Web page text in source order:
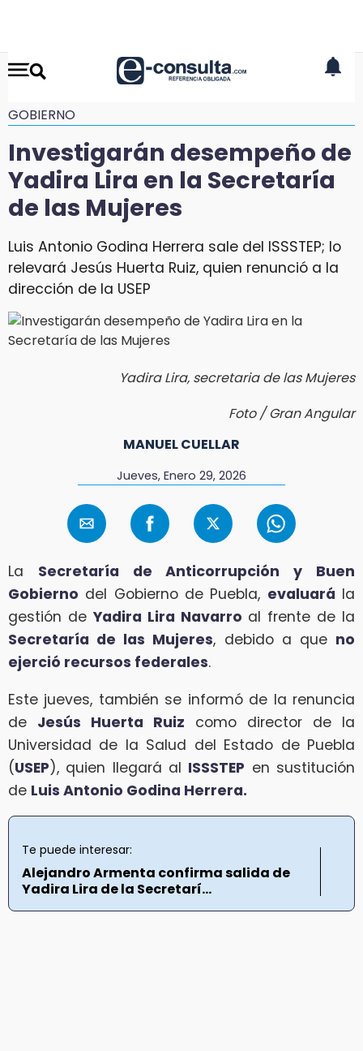
GOBIERNO
Investigarán desempeño de
Yadira Lira en la Secretaría
de las Mujeres
Luis Antonio Godina Herrera sale del ISSSTEP; lo
relevará Jesús Huerta Ruiz, quien renunció a la
dirección de la USEP
Yadira Lira, secretaria de las Mujeres
Foto / Gran Angular
MANUEL CUELLAR
Jueves, Enero 29, 2026
La Secretaría de Anticorrupción y Buen
Gobierno del Gobierno de Puebla, evaluará la
gestión de Yadira Lira Navarro al frente de la
Secretaría de las Mujeres, debido a que no
ejerció recursos federales.
Este jueves, también se informó de la renuncia
de Jesús Huerta Ruiz como director de la
Universidad de la Salud del Estado de Puebla
(USEP), quien llegará al ISSSTEP en sustitución
de Luis Antonio Godina Herrera.
Te puede interesar:
Alejandro Armenta confirma salida de
Yadira Lira de la Secretarí...